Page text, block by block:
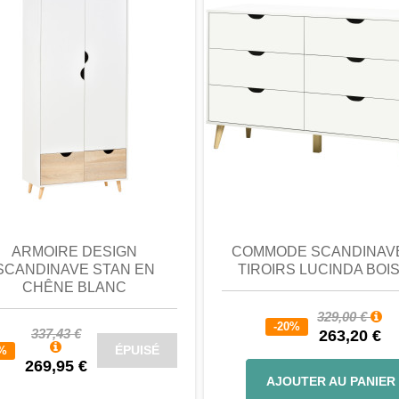
d'assemblage
MDF, métal
cm
ARMOIRE DESIGN
STAN EN
CHÊNE BLANC
337,43 €
269,95 €
ÉPUISÉ
COMMODE
TIROIRS LUCINDA
-20%
329,00 €
263,20 €
AJOUTER AU PANIER